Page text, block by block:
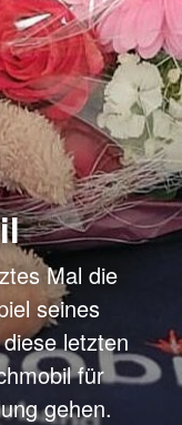
Mal die
seines
letzten
für
gehen.